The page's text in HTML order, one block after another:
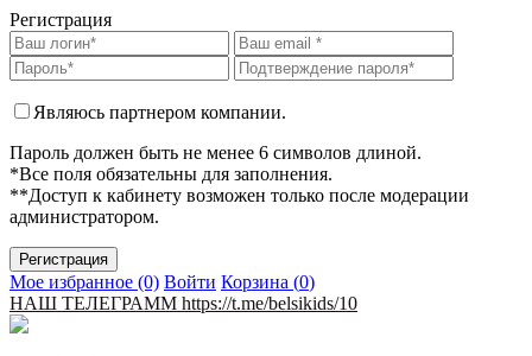
Регистрация
Являюсь партнером компании.
Пароль должен быть не менее 6 символов длиной.
*Все поля обязательны для заполнения.
**Доступ к кабинету возможен только после модерации
администратором.
Мое избранное (0) Войти Корзина (0)
НАШ ТЕЛЕГРАММ https://t.me/belsikids/10